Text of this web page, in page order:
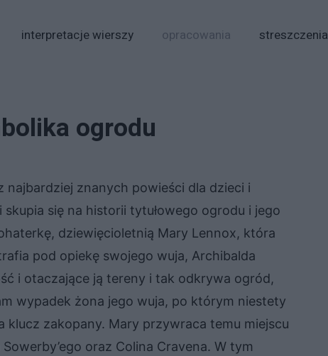
interpretacje wierszy opracowania streszczenia
ogrodu
znanych powieści dla dzieci i
skupia się na historii tytułowego ogrodu i jego
dziewięcioletnią Mary Lennox, która
pod opiekę swojego wuja, Archibalda
i otaczające ją tereny i tak odkrywa ogród,
wypadek żona jego wuja, po którym niestety
klucz zakopany. Mary przywraca temu miejscu
oraz Colina Cravena. W tym